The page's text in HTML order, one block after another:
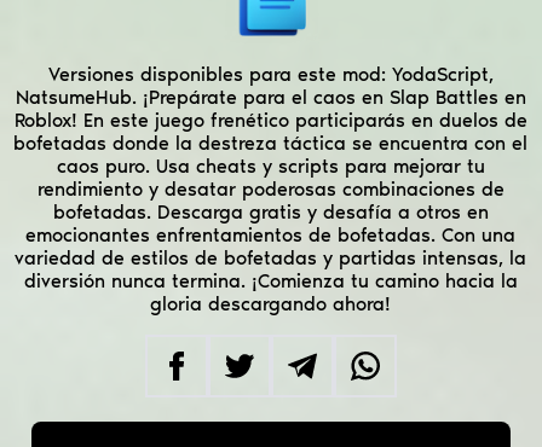
Versiones disponibles para este mod: YodaScript,
NatsumeHub. ¡Prepárate para el caos en Slap Battles en
Roblox! En este juego frenético participarás en duelos de
bofetadas donde la destreza táctica se encuentra con el
caos puro. Usa cheats y scripts para mejorar tu
rendimiento y desatar poderosas combinaciones de
bofetadas. Descarga gratis y desafía a otros en
emocionantes enfrentamientos de bofetadas. Con una
variedad de estilos de bofetadas y partidas intensas, la
diversión nunca termina. ¡Comienza tu camino hacia la
gloria descargando ahora!